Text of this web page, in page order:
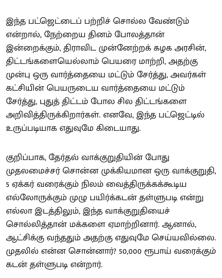
இந்த பட்ஜெட்டைப் பற்றிச் சொல்ல வேண்டும்
என்றால், நேற்றைய தினம் போலத்தான்
இன்றைக்கும், திராவிட முன்னேற்றக் கழக அரசின்,
திட்டங்களையெல்லாம் பெயரை மாற்றி, அதற்கு
முன்பு ஒரு வார்த்தையை மட்டும் சேர்த்து, அவர்கள்
கட்சியின் பெயருடைய வார்த்தையை மட்டும்
சேர்த்து, புதுத் திட்டம் போல சில திட்டங்களை
அறிவித்திருக்கிறார்கள். எனவே, இந்த பட்ஜெட்டில்
உருப்படியாக எதுவுமே கிடையாது.
குறிப்பாக, தேர்தல் வாக்குறுதியின் போது
முதலமைச்சர் சொன்ன முக்கியமான ஒரு வாக்குறுதி,
5 ஏக்கர் வரைக்கும் நிலம் வைத்திருக்கக்கூடிய
எல்லோருக்கும் முழு பயிர்க்கடன் தள்ளுபடி என்று
எல்லா இடத்திலும், இந்த வாக்குறுதியைச்
சொல்லித்தான் மக்களை ஏமாற்றினார். ஆனால்,
ஆட்சிக்கு வந்ததும் அதற்கு எதுவுமே செய்யவில்லை.
முதலில் என்ன சொன்னார்? 50,000 ரூபாய் வரைக்கும்
கடன் தள்ளுபடி என்றார்.